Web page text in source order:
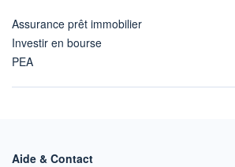
Assurance prêt immobilier
Investir en bourse
PEA
Aide & Contact